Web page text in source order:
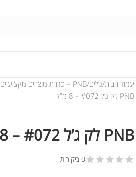
עמוד הבית ג’לים PNB – סדרת מוצרים מקצועיים
PNB לק ג’ל #072 – 8 מ”ל
PNB לק ג’ל #072 – 8 מ”ל
0 ביקורות